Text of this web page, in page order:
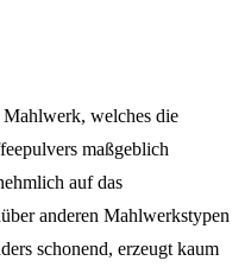
welches die
maßgeblich
auf das
anderen Mahlwerkstypen
schonend, erzeugt kaum